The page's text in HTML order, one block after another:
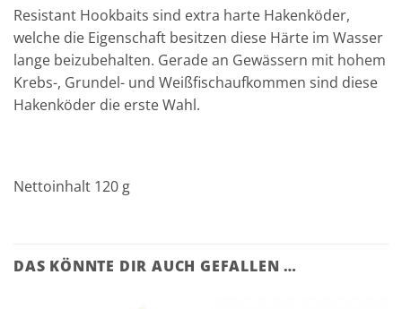
Resistant Hookbaits sind extra harte Hakenköder,
welche die Eigenschaft besitzen diese Härte im Wasser
lange beizubehalten. Gerade an Gewässern mit hohem
Krebs-, Grundel- und Weißfischaufkommen sind diese
Hakenköder die erste Wahl.
Nettoinhalt 120 g
DAS KÖNNTE DIR AUCH GEFALLEN …